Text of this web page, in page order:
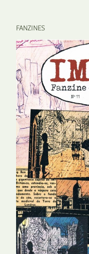
FANZINES